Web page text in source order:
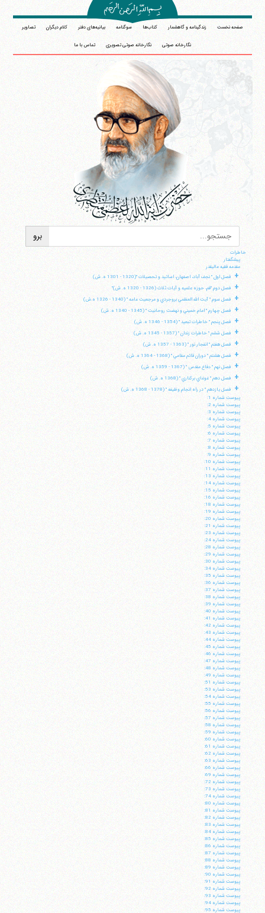
صفحه نخست زندگینامه و گاهشمار کتاب‌ها سوگنامه بیانیه‌های دفتر کلام دیگران تصاویر
نگارخانه صوتی نگارخانه صوتی تصویری تماس با ما
خاطرات
پيشگفتار
مقدمه فقيه عاليقدر
+ فصل اول " نجف آباد، اصفهان، اساتيد و تحصيلات "(1320 - 1301 ه. ش)
+ فصل دوم "قم، حوزه علميه و آيات ثلاث (1326 - 1320 ه. ش)"
+ فصل سوم " آيت الله العظمي بروجردي و مرجعيت عامه " (1340 - 1326 ه.ش)
+ فصل چهارم " امام خميني و نهضت روحانيت " (1345 - 1340 ه. ش)
+ فصل پنجم " خاطرات تبعيد " (1354 - 1346 ه. ش)
+ فصل ششم " خاطرات زندان " (1357 - 1345 ه. ش)
+ فصل هفتم " انفجار نور " (1363 - 1357 ه. ش)
+ فصل هشتم " دوران قائم مقامي " (1368 - 1364 ه. ش)
+ فصل نهم " دفاع مقدس " (1367 - 1359 ه. ش)
+ فصل دهم " غوغاي بركناري " (1368 ه. ش)
+
فصل يازدهم " در راه انجام وظيفه " (1378 - 1368 ه. ش)
پيوست شماره 1:
پيوست شماره 2:
پيوست شماره 3:
پيوست شماره 4:
پيوست شماره 5:
پيوست شماره 6:
پيوست شماره 7:
پيوست شماره 8:
پيوست شماره 9:
پيوست شماره 10:
پيوست شماره 11:
پيوست شماره 13:
پيوست شماره 14:
پيوست شماره 15:
پيوست شماره 16:
پيوست شماره 18:
پيوست شماره 19:
پيوست شماره 20:
پيوست شماره 21:
پيوست شماره 23:
پيوست شماره 24:
پيوست شماره 28:
پيوست شماره 29:
پيوست شماره 30:
پيوست شماره 34:
پيوست شماره 35:
پيوست شماره 36:
پيوست شماره 37:
پيوست شماره 38:
پيوست شماره 39:
پيوست شماره 40:
پيوست شماره 41:
پيوست شماره 42:
پيوست شماره 43:
پيوست شماره 44:
پيوست شماره 45:
پيوست شماره 46:
پيوست شماره 47:
پيوست شماره 48:
پيوست شماره 49:
پيوست شماره 51:
پيوست شماره 53:
پيوست شماره 54:
پيوست شماره 55:
پيوست شماره 56:
پيوست شماره 57:
پيوست شماره 58:
پيوست شماره 59:
پيوست شماره 60:
پيوست شماره 61:
پيوست شماره 62:
پيوست شماره 63:
پيوست شماره 66:
پيوست شماره 69:
پيوست شماره 72:
پيوست شماره 73:
پيوست شماره 74:
پيوست شماره 80:
پيوست شماره 81:
پيوست شماره 82:
پيوست شماره 83:
پيوست شماره 84:
پيوست شماره 85:
پيوست شماره 86:
پيوست شماره 87:
پيوست شماره 88:
پيوست شماره 89:
پيوست شماره 90:
پيوست شماره 91:
پيوست شماره 92:
پيوست شماره 93:
پيوست شماره 94:
پيوست شماره 95: